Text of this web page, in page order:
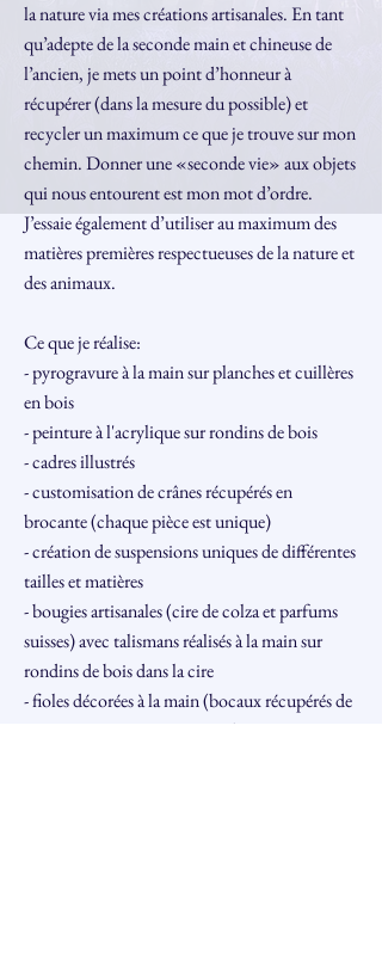
la nature via mes créations artisanales. En tant
qu’adepte de la seconde main et chineuse de
l’ancien, je mets un point d’honneur à
récupérer (dans la mesure du possible) et
recycler un maximum ce que je trouve sur mon
chemin. Donner une «seconde vie» aux objets
qui nous entourent est mon mot d’ordre.
J’essaie également d’utiliser au maximum des
matières premières respectueuses de la nature et
des animaux.
Ce que je réalise:
- pyrogravure à la main sur planches et cuillères
en bois
- peinture à l'acrylique sur rondins de bois
- cadres illustrés
- customisation de crânes récupérés en
brocante (chaque pièce est unique)
- création de suspensions uniques de différentes
tailles et matières
- bougies artisanales (cire de colza et parfums
suisses) avec talismans réalisés à la main sur
rondins de bois dans la cire
- fioles décorées à la main (bocaux récupérés de
type pesto, sauce tomates, etc)